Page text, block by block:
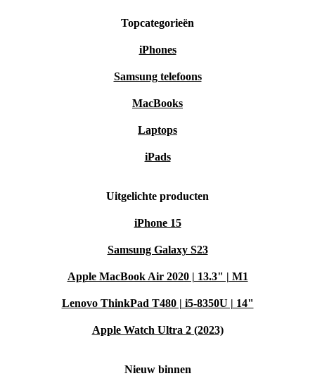
Topcategorieën
iPhones
Samsung telefoons
MacBooks
Laptops
iPads
Uitgelichte producten
iPhone 15
Samsung Galaxy S23
Apple MacBook Air 2020 | 13.3" | M1
Lenovo ThinkPad T480 | i5-8350U | 14"
Apple Watch Ultra 2 (2023)
Nieuw binnen